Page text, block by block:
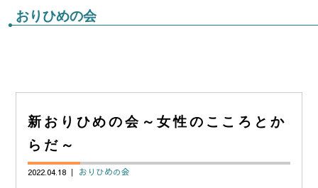
おりひめの会
新おりひめの会～女性のこころとか
らだ～
2022.04.18 ｜ おりひめの会